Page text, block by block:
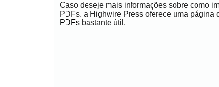
Caso deseje mais informações sobre como
PDFs, a Highwire Press oferece uma página
PDFs bastante útil.